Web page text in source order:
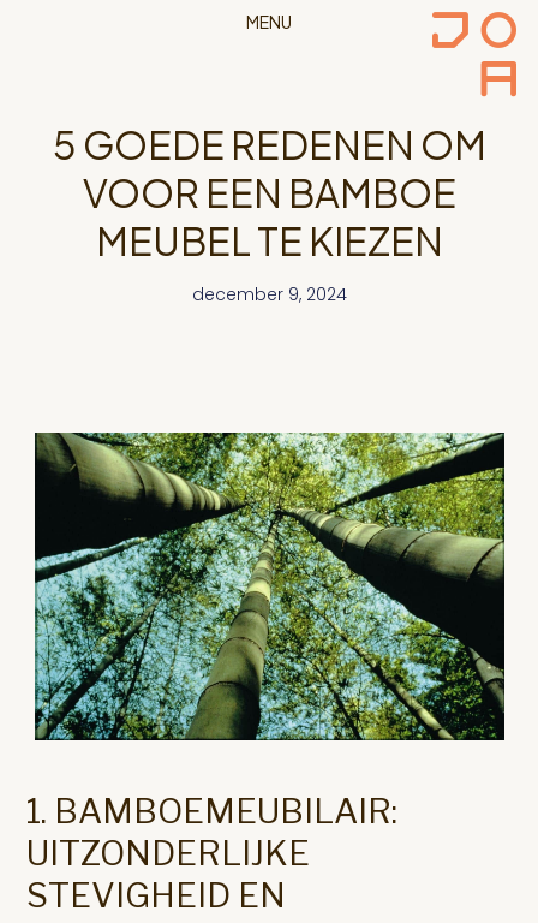
MENU
5 GOEDE REDENEN OM
VOOR EEN BAMBOE
MEUBEL TE KIEZEN
december 9, 2024
1. BAMBOEMEUBILAIR:
UITZONDERLIJKE
STEVIGHEID EN